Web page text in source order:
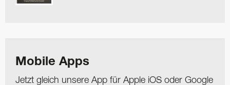
Mobile Apps
Jetzt gleich unsere App für Apple iOS oder Google